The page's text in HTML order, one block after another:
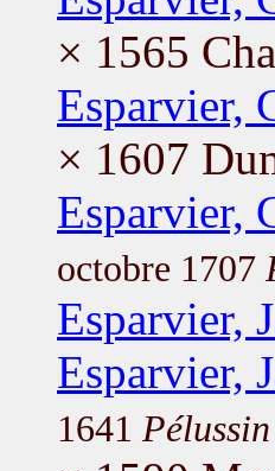
× 1565
Esparvier,
× 1607
Esparvier,
octobre 1707
Esparvier,
Esparvier,
1641